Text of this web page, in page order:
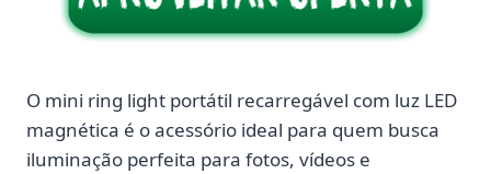
O mini ring light portátil recarregável com luz LED
magnética é o acessório ideal para quem busca
iluminação perfeita para fotos, vídeos e